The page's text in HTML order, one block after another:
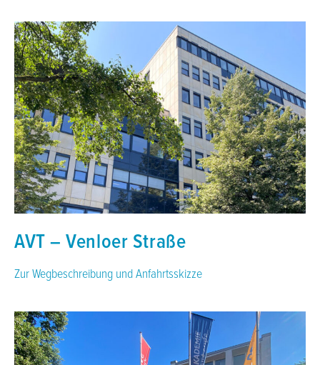
AVT – Venloer Straße
Zur Wegbeschreibung und Anfahrtsskizze